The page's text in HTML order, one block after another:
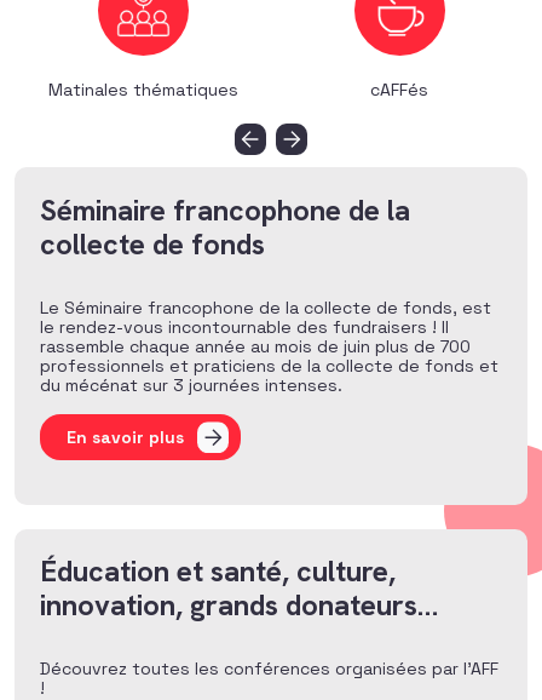
Matinales thématiques cAFFés
Séminaire francophone de la
collecte de fonds
Le Séminaire francophone de la collecte de fonds, est
le rendez-vous incontournable des fundraisers ! Il
rassemble chaque année au mois de juin plus de 700
professionnels et praticiens de la collecte de fonds et
du mécénat sur 3 journées intenses.
En savoir plus
Éducation et santé, culture,
innovation, grands donateurs…
Découvrez toutes les conférences organisées par l’AFF
!